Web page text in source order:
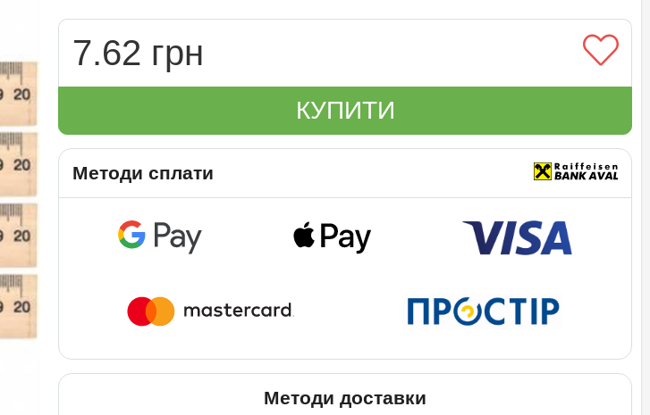
7.62 грн
КУПИТИ
Методи сплати
Методи доставки